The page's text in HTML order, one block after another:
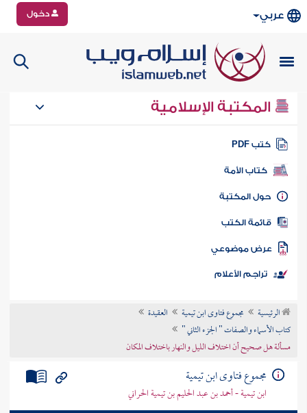
عربي دخول
المكتبة الإسلامية
كتب PDF
كتاب الأمة
المكتبة
الكتب
موضوعي
تراجم الأعلام
الرئيسية مجموع فتاوى ابن تيمية
العقيدة
كتاب الأسماء والصفات " الجزء الثاني "
مسألة هل صحيح أن اختلاف الليل والنهار باختلاف المكان
مجموع فتاوى ابن تيمية
ابن تيمية - أحمد بن عبد الحليم بن تيمية الحراني